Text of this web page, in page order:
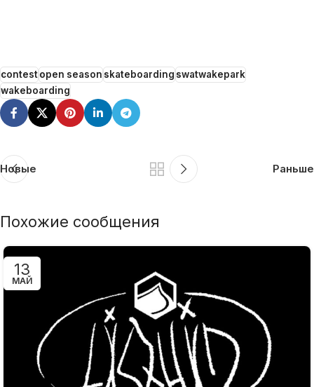
contestopen seasonskateboardingswatwakepark
wakeboarding
Новые Раньше
Похожие сообщения
13
МАЙ